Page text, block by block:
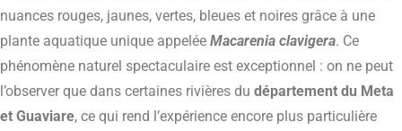
nuances rouges, jaunes, vertes, bleues et noires grâce à une
plante aquatique unique appelée Macarenia clavigera. Ce
phénomène naturel spectaculaire est exceptionnel : on ne peut
l’observer que dans certaines rivières du département du Meta
et Guaviare, ce qui rend l’expérience encore plus particulière